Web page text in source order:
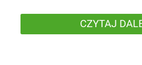
CZYTAJ